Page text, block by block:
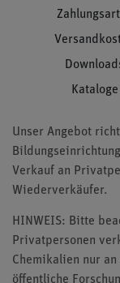
Kataloge
Unser Angebot
Verkauf an
Wiederverkäufer.
HINWEIS: Bitte
Privatpersonen
Chemikalien nur
öffentliche